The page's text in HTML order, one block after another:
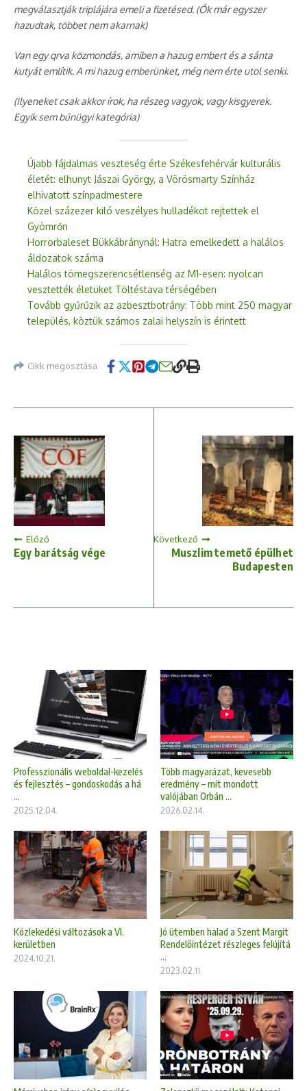
megválasztják triplájára emeli a fizetésed. (Ők már egyszer
hazudtak, többet nem akarnak)
Van egy qrva közmondás, amiben a hazug embert és a sánta
kutyát említik. A mi hazug emberünket, még nem érte utol senki.
(Ilyeneket csak akkor írok, ha részeg vagyok, vagy kisgyerek.
Egyik sem bűnügyi kategória)
Újabb fájdalmas veszteség érte Székesfehérvár kulturális
életét: elhunyt Jászai György, a Vörösmarty Színház
elhivatott színpadmestere
Közel százezer kiló veszélyes hulladékot rejtettek el
Gyömrőn
Horrorbaleset Bükkábránynál: Hatra emelkedett a halálos
áldozatok száma
Halálos tömegszerencsétlenség az M1-esen: nyolcan
vesztették életüket Töltéstava térségében
Tovább gyűrűzik az azbesztbotrány: Több mint 250 magyar
település, köztük számos zalai helyszín is érintett
Cikk megosztása
Előző
Egy barátság vége
Következő
Muszlim temető épülhet
Budapesten
Professzionális weboldal-kezelés
és fejlesztés – gondoskodás a há
...
2025.12.04.
Több magyarázat, kevesebb
eredmény – mit mondott
valójában Orbán ...
2026.02.14.
Közlekedési változások a VI.
kerületben
2024.10.21.
Jó ütemben halad a Szent Margit
Rendelőintézet részleges felújítá
...
2023.02.11.